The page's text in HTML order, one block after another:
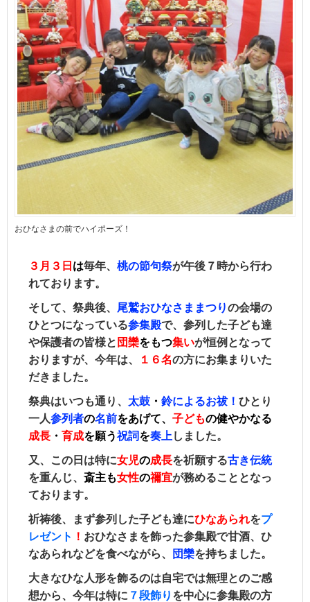
おひなさまの前でハイポーズ！
３月３日 は毎年、 桃の節句祭が午後７時から行わ
れております。
そして、祭典後、 尾鷲おひなさままつりの会場の
ひとつになっている参集殿で、参列した子ども達
や保護者の皆様と 団欒をもつ集いが恒例となって
おりますが、今年は、 １６名の方にお集まりいた
だきました。
祭典はいつも通り、 太鼓 ・ 鈴によるお祓！ ひとり
一人参列者の名前をあげて、 子どもの健やかなる
成長 ・ 育成を願う祝詞を奏上 しました。
又、この日は特に女児の成長を祈願する古き伝統
を重んじ、斎主も女性の禰宜が務めることとなっ
ております。
祈祷後、まず参列した子ども達にひなあられをプ
レゼント ！ おひなさまを飾った参集殿で甘酒、ひ
なあられなどを食べながら、
団欒を持ちました。
大きなひな人形を飾るのは自宅では無理とのご感
想から、今年は特に ７段飾り を中心に参集殿の方